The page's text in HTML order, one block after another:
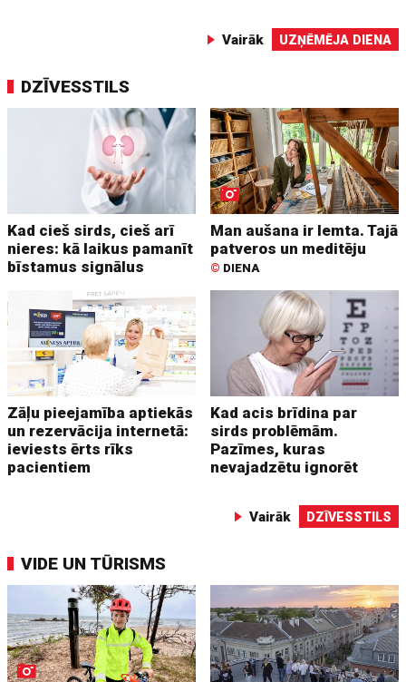
Vairāk UZŅĒMĒJA DIENA
DZĪVESSTILS
Kad cieš sirds, cieš arī
nieres: kā laikus pamanīt
bīstamus signālus
Man aušana ir lemta. Tajā
patveros un meditēju
© DIENA
Zāļu pieejamība aptiekās
un rezervācija internetā:
ieviests ērts rīks
pacientiem
Kad acis brīdina par
sirds problēmām.
Pazīmes, kuras
nevajadzētu ignorēt
Vairāk DZĪVESSTILS
VIDE UN TŪRISMS